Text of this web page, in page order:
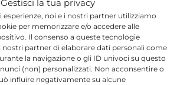
Gestisci la tua privacy
noi e i nostri partner utilizziamo
per memorizzare e/o accedere alle
Il consenso a queste tecnologie
nostri partner di elaborare dati personali come
la navigazione o gli ID univoci su questo
(non) personalizzati. Non acconsentire o
influire negativamente su alcune
IN ATTUALITÀ